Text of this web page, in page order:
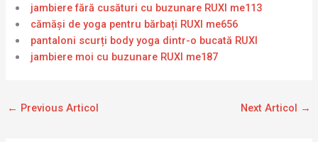
jambiere fără cusături cu buzunare RUXI me113
cămăși de yoga pentru bărbați RUXI me656
pantaloni scurți body yoga dintr-o bucată RUXI
jambiere moi cu buzunare RUXI me187
← Previous Articol Next Articol →